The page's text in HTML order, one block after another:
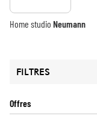
Home studio Neumann
FILTRES
Offres